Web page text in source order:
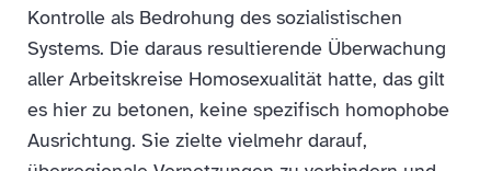
Kontrolle als Bedrohung des sozialistischen
Systems. Die daraus resultierende Überwachung
aller Arbeitskreise Homosexualität hatte, das gilt
es hier zu betonen, keine spezifisch homophobe
Ausrichtung. Sie zielte vielmehr darauf,